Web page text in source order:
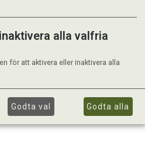
alla valfria
för att aktivera eller inaktivera alla
Godta val Godta alla